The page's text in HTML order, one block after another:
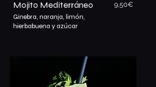
Mojito Mediterráneo 9,50€
Ginebra, naranja, limón,
hierbabuena y azúcar